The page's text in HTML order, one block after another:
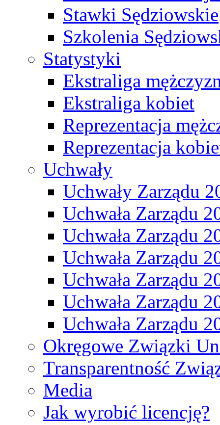
Stawki Sędziowskie
Szkolenia
Statystyki
Ekstraliga
Ekstraliga kobiet
Reprezentacja
Reprezentacja
Uchwały
Uchwały Zarządu
Uchwała Zarządu
Uchwała Zarządu
Uchwała Zarządu
Uchwała Zarządu
Uchwała Zarządu
Uchwała Zarządu
Okręgowe Związki
Transparentność
Media
Jak wyrobić licencję?